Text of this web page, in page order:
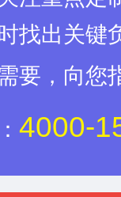
找出关键
要，向您
4000-